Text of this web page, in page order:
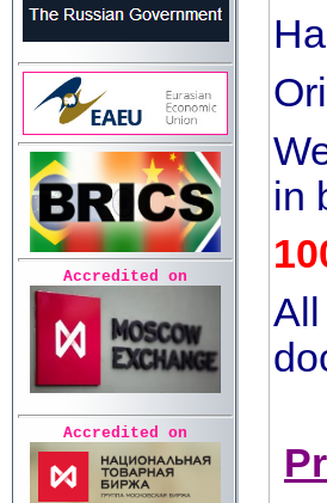
Accredited on
Accredited on
in